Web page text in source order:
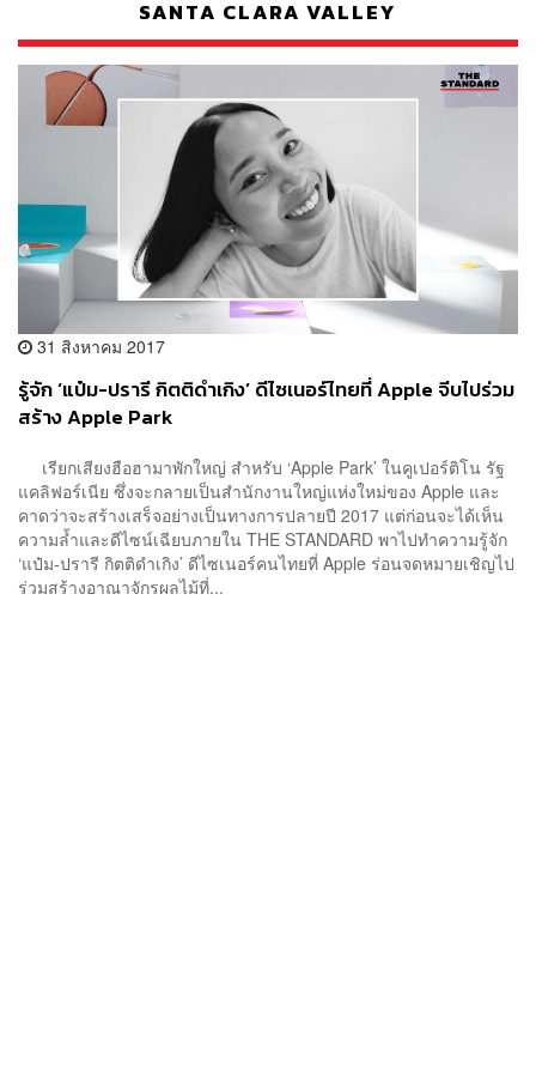
SANTA CLARA VALLEY
31 สิงหาคม 2017
รู้จัก ‘แป๋ม-ปรารี กิตติดำเกิง’ ดีไซเนอร์ไทยที่ Apple จีบไปร่วม
สร้าง Apple Park
เรียกเสียงฮือฮามาพักใหญ่ สำหรับ ‘Apple Park’ ในคูเปอร์ติโน รัฐ
แคลิฟอร์เนีย ซึ่งจะกลายเป็นสำนักงานใหญ่แห่งใหม่ของ Apple และ
คาดว่าจะสร้างเสร็จอย่างเป็นทางการปลายปี 2017 แต่ก่อนจะได้เห็น
ความล้ำและดีไซน์เฉียบภายใน THE STANDARD พาไปทำความรู้จัก
‘แป๋ม-ปรารี กิตติดำเกิง’ ดีไซเนอร์คนไทยที่ Apple ร่อนจดหมายเชิญไป
ร่วมสร้างอาณาจักรผลไม้ที่...